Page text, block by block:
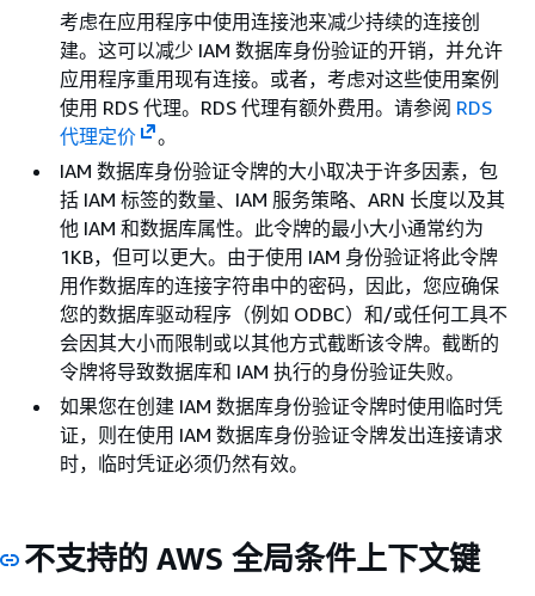
考虑在应用程序中使用连接池来减少持续的连接创
建。这可以减少 IAM 数据库身份验证的开销，并允许
应用程序重用现有连接。或者，考虑对这些使用案例
使用 RDS 代理。RDS 代理有额外费用。请参阅 RDS
代理定价
。
IAM 数据库身份验证令牌的大小取决于许多因素，包
括 IAM 标签的数量、IAM 服务策略、ARN 长度以及其
他 IAM 和数据库属性。此令牌的最小大小通常约为
1KB，但可以更大。由于使用 IAM 身份验证将此令牌
用作数据库的连接字符串中的密码，因此，您应确保
您的数据库驱动程序（例如 ODBC）和/或任何工具不
会因其大小而限制或以其他方式截断该令牌。截断的
令牌将导致数据库和 IAM 执行的身份验证失败。
如果您在创建 IAM 数据库身份验证令牌时使用临时凭
证，则在使用 IAM 数据库身份验证令牌发出连接请求
时，临时凭证必须仍然有效。
不支持的 AWS 全局条件上下文键